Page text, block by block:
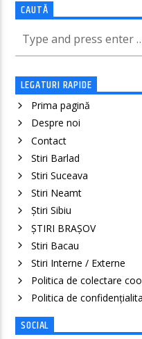
CAUTĂ
LEGATURI RAPIDE
Prima pagină
Despre noi
Contact
Stiri Barlad
Stiri Suceava
Stiri Neamt
Știri Sibiu
ȘTIRI BRAȘOV
Stiri Bacau
Stiri Interne / Externe
Politica de colectare
Politica de
SOCIAL